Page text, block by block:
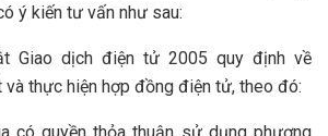
ý kiến tư vấn như sau:
Giao dịch điện tử 2005 quy định về
thực hiện hợp đồng điện tử, theo đó: